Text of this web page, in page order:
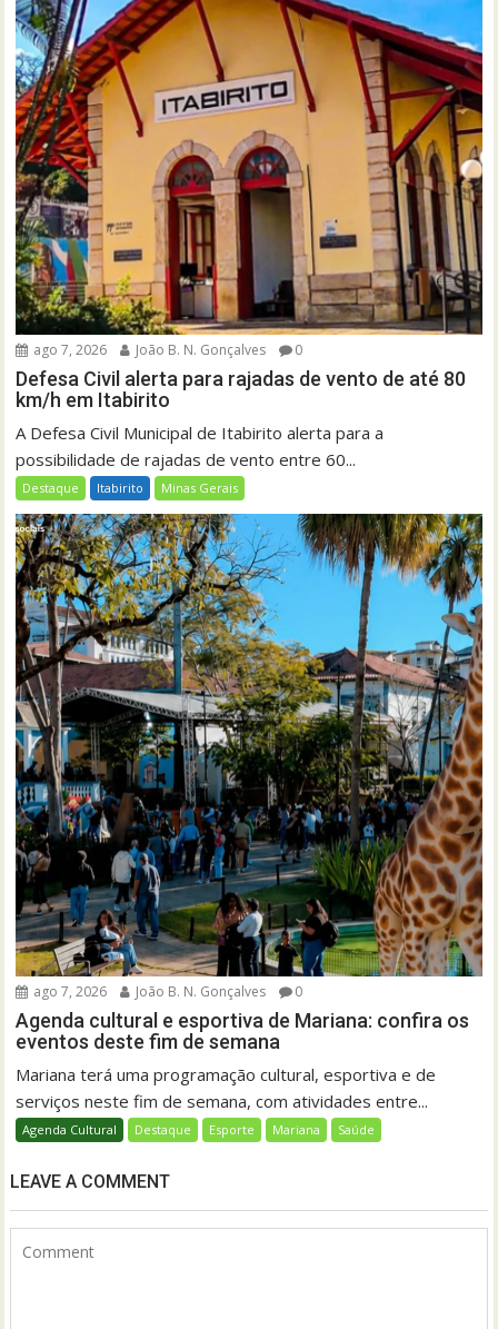
ago 7, 2026 João B. N. Gonçalves 0
Defesa Civil alerta para rajadas de vento de até 80
km/h em Itabirito
A Defesa Civil Municipal de Itabirito alerta para a
possibilidade de rajadas de vento entre 60...
Destaque Itabirito Minas Gerais
ago 7, 2026 João B. N. Gonçalves 0
Agenda cultural e esportiva de Mariana: confira os
eventos deste fim de semana
Mariana terá uma programação cultural, esportiva e de
serviços neste fim de semana, com atividades entre...
Agenda Cultural Destaque Esporte Mariana Saúde
LEAVE A COMMENT